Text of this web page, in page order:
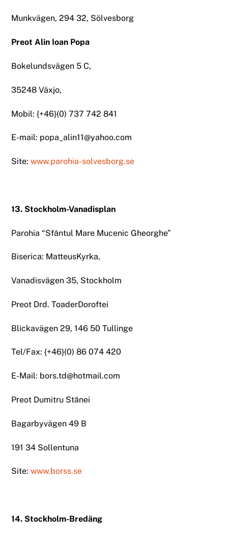
Munkvägen, 294 32, Sölvesborg
Preot Alin Ioan Popa
Bokelundsvägen 5 C,
35248 Växjo,
Mobil: {+46}(0) 737 742 841
E-mail: popa_alin11@yahoo.com
Site:www.parohia-solvesborg.se
13. Stockholm-Vanadisplan
Parohia “Sfântul Mare Mucenic Gheorghe”
Biserica: MatteusKyrka,
Vanadisvägen 35, Stockholm
Preot Drd. ToaderDoroftei
Blickavägen 29, 146 50 Tullinge
Tel/Fax: {+46}(0) 86 074 420
E-Mail: bors.td@hotmail.com
Preot Dumitru Stănei
Bagarbyvägen 49 B
191 34 Sollentuna
Site:www.borss.se
14. Stockholm-Bredäng